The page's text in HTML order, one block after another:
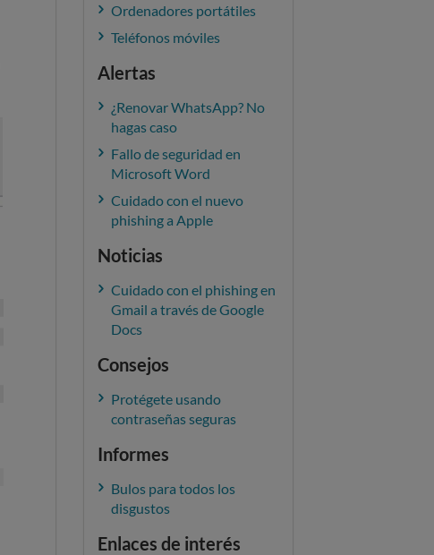
Ordenadores portátiles
Teléfonos móviles
Alertas
¿Renovar WhatsApp? No
hagas caso
Fallo de seguridad en
Microsoft Word
Cuidado con el nuevo
phishing a Apple
Noticias
Cuidado con el phishing en
Gmail a través de Google
Docs
Consejos
Protégete usando
contraseñas seguras
Informes
Bulos para todos los
disgustos
Enlaces de interés